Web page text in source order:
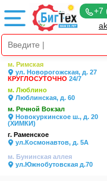
+7
м. Римская
ул. Новорогожская, д. 27
КРУГЛОСУТОЧНО 24/7
м. Люблино
Люблинская, д. 60
м. Речной Вокзал
Новокуркинское ш., д. 20
(ХИМКИ)
г. Раменское
ул.Космонавтов, д. 5А
м. Бунинская аллея
ул.Южнобутовская д.70